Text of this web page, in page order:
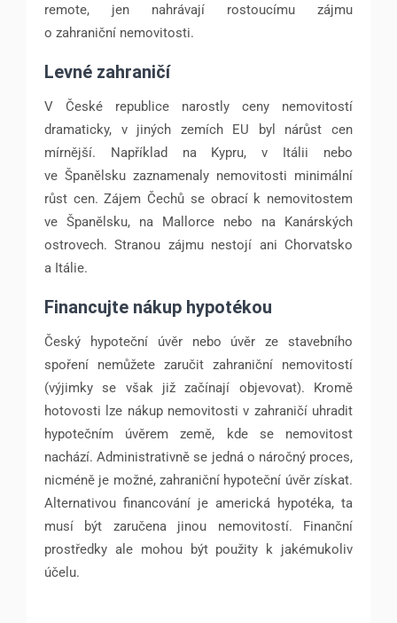
remote, jen nahrávají rostoucímu zájmu
o zahraniční nemovitosti.
Levné zahraničí
V České republice narostly ceny nemovitostí
dramaticky, v jiných zemích EU byl nárůst cen
mírnější. Například na Kypru, v Itálii nebo
ve Španělsku zaznamenaly nemovitosti minimální
růst cen. Zájem Čechů se obrací k nemovitostem
ve Španělsku, na Mallorce nebo na Kanárských
ostrovech. Stranou zájmu nestojí ani Chorvatsko
a Itálie.
Financujte nákup hypotékou
Český hypoteční úvěr nebo úvěr ze stavebního
spoření nemůžete zaručit zahraniční nemovitostí
(výjimky se však již začínají objevovat). Kromě
hotovosti lze nákup nemovitosti v zahraničí uhradit
hypotečním úvěrem země, kde se nemovitost
nachází. Administrativně se jedná o náročný proces,
nicméně je možné, zahraniční hypoteční úvěr získat.
Alternativou financování je americká hypotéka, ta
musí být zaručena jinou nemovitostí. Finanční
prostředky ale mohou být použity k jakémukoliv
účelu.